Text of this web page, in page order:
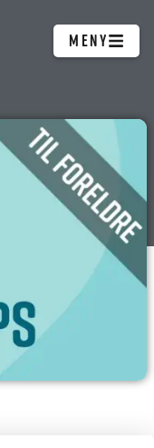
MENY